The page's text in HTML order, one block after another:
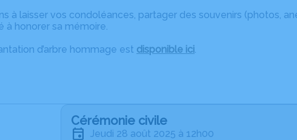
à laisser vos condoléances, partager des souvenirs (photos,
à honorer sa mémoire.
d’arbre hommage est disponible ici.
Cérémonie civile
jeudi 28 août 2025 à 12h00